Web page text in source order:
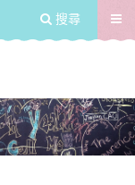
送出
搜尋